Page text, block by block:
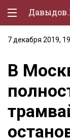
Политическая
Экономика
Природа
Образование
Спорт
7 декабря 2019,
В